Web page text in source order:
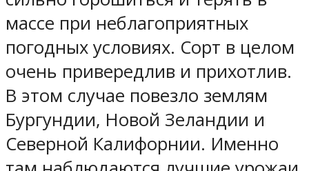
массе при неблагоприятных
погодных условиях. Сорт в целом
очень привередлив и прихотлив.
В этом случае повезло землям
Бургундии, Новой Зеландии и
Северной Калифорнии. Именно